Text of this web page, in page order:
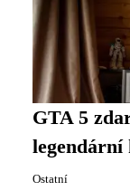
GTA 5
legendární
Ostatní